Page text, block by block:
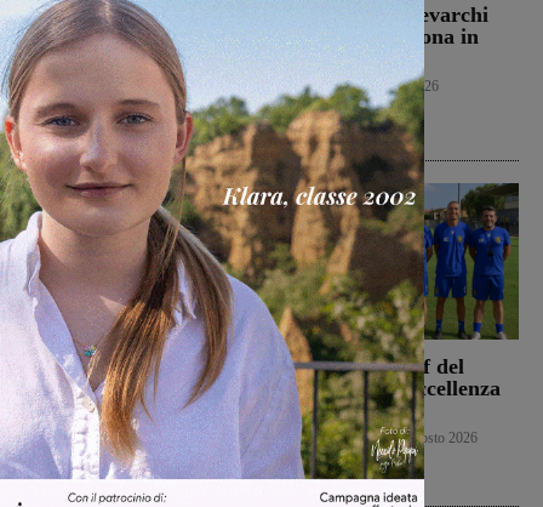
S-Passo al Museo, anche
in Valdarno i musei
aprono le porte ai
ragazzi per i campi di
settembre
Cultura 10 Agosto 2026
Un buon Montevarchi
batte 2-1 l’Ancona in
amichevole
Calcio 10 Agosto 2026
La Sangiovannese tiene
testa al San Donato
Tavarnelle, che però
passa 0-1
San Giovanni Valdarno
9 Agosto 2026
Ufficiale lo staff del
Figline per l’Eccellenza
2026-2027
Primo piano 9 Agosto 2026